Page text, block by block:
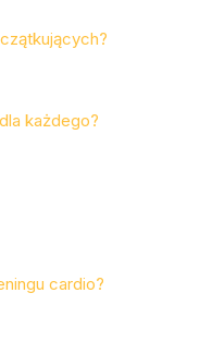
każdego?
cardio?